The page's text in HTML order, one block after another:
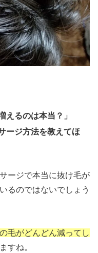
えるのは本当？」
ージ方法を教えてほ
ージで本当に抜け毛が
るのではないでしょう
毛がどんどん減ってし
すね。